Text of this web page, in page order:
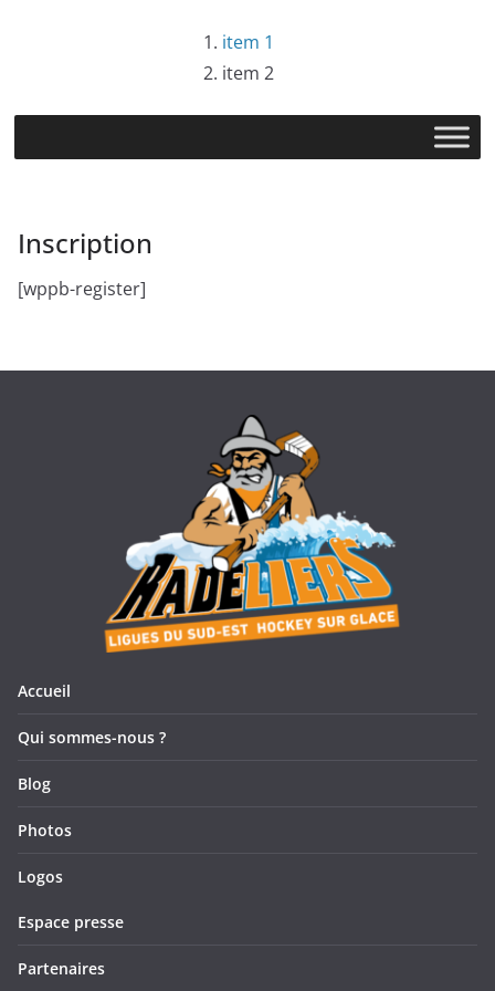
item 1
item 2
Inscription
[wppb-register]
Accueil
Qui sommes-nous ?
Blog
Photos
Logos
Espace presse
Partenaires